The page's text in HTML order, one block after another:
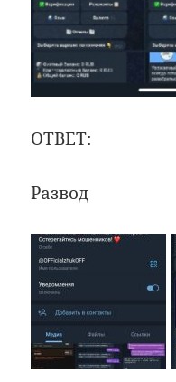
ОТВЕТ:
Развод